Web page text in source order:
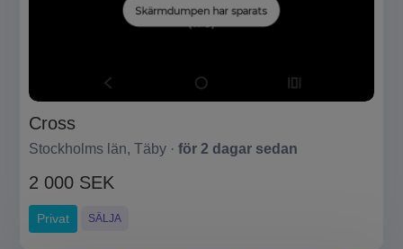
Cross
Stockholms län, Täby · för 2 dagar sedan
2 000 SEK
Privat SÄLJA